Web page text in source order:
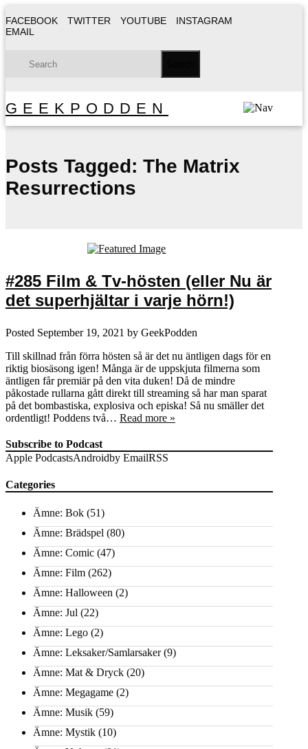
FACEBOOK TWITTER YOUTUBE
INSTAGRAM
EMAIL
GEEKPODDEN
Posts Tagged: The Matrix
Resurrections
#285 Film & Tv-hösten (eller Nu är
det superhjältar i varje hörn!)
Posted September 19, 2021 by GeekPodden
Till skillnad från förra hösten så är det nu äntligen dags för en
riktig biosäsong igen! Många är de uppskjuta filmerna som
äntligen får premiär på den vita duken! Då de mindre
påkostade rullarna gått direkt till streaming så har man sparat
på det bombastiska, explosiva och episka! Så nu smäller det
ordentligt! Poddens två… Read more »
Subscribe to Podcast
Apple PodcastsAndroidby EmailRSS
Categories
Ämne: Bok (51)
Ämne: Brädspel (80)
Ämne: Comic (47)
Ämne: Film (262)
Ämne: Halloween (2)
Ämne: Jul (22)
Ämne: Lego (2)
Ämne: Leksaker/Samlarsaker(9)
Ämne: Mat & Dryck (20)
Ämne: Megagame (2)
Ämne: Musik (59)
Ämne: Mystik (10)